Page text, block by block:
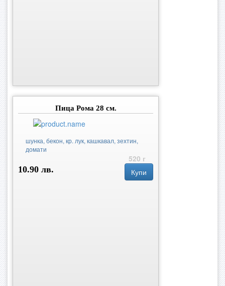
Пица Рома 28 см.
шунка, бекон, кр. лук, кашкавал, зехтин,
домати
520 г
10.90 лв.
Купи